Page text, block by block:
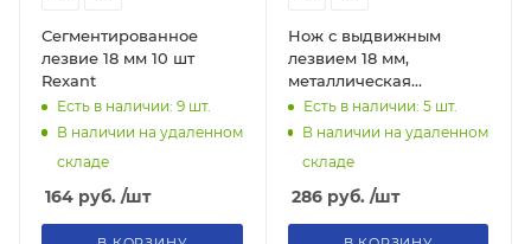
Сегментированное
лезвие 18 мм 10 шт
Rexant
Есть в наличии: 9 шт.
В наличии на удаленном
складе
164 руб. /шт
Нож с выдвижным
лезвием 18 мм,
металлическая
направляющая,
винтовой фиксатор,
Есть в наличии: 5шт.
В наличии на удаленном
складе
286руб. /шт